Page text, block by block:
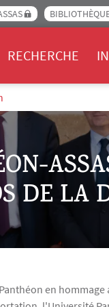
RECHERCHE
DE LA
en